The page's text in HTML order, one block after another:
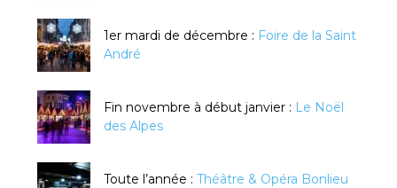
1er mardi de décembre : Foire de la Saint
André
Fin novembre à début janvier : Le Noël
des Alpes
Toute l’année : Théâtre & Opéra Bonlieu